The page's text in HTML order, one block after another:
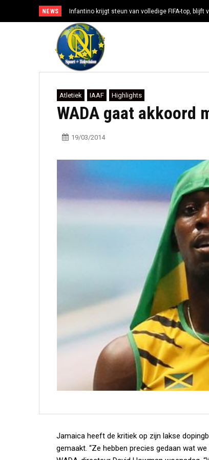
NEWS Infantino krijgt steun van volledige FIFA-top,
Atletiek IAAF Highlights
WADA gaat akkoord
19/03/2014
Jamaica heeft de kritiek op zijn lakse
gemaakt. “Ze hebben precies gedaan wat